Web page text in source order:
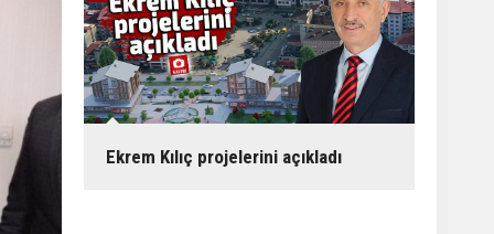
Ekrem Kılıç projelerini açıkladı